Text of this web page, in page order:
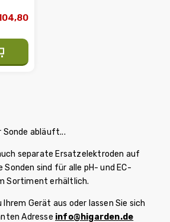
Sonde abläuft...
separate Ersatzelektroden auf
Sonden sind für alle pH- und EC-
Sortiment erhältlich.
Ihrem Gerät aus oder lassen Sie sich
Adresse info@higarden.de